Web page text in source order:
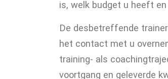
is, welk budget u heeft
De desbetreffende
het contact met u
training- als
voortgang en geleverde